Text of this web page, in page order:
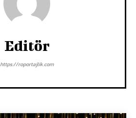
Editör
https://roportajlik.com